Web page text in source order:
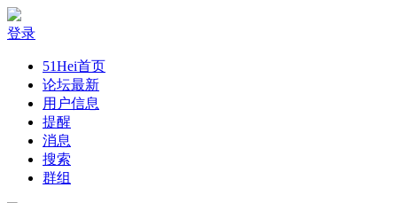
登录
51Hei首页
论坛最新
用户信息
提醒
消息
搜索
群组